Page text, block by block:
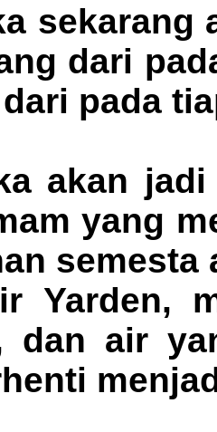
sekarang
dari
pada
akan
yang
Yarden,
dan air